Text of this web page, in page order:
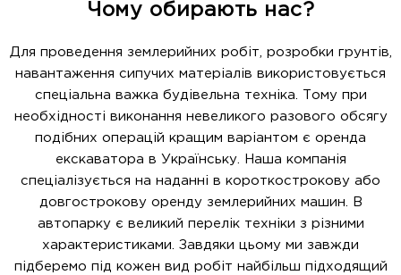
Чому обирають нас?
Для проведення землерийних робіт, розробки грунтів,
навантаження сипучих матеріалів використовується
спеціальна важка будівельна техніка. Тому при
необхідності виконання невеликого разового обсягу
подібних операцій кращим варіантом є оренда
екскаватора в Українську. Наша компанія
спеціалізується на наданні в короткострокову або
довгострокову оренду землерийних машин. В
автопарку є великий перелік техніки з різними
характеристиками. Завдяки цьому ми завжди
підберемо під кожен вид робіт найбільш підходящий